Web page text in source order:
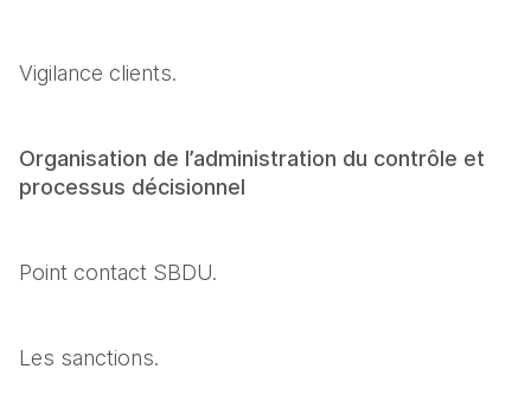
Vigilance clients.
Organisation de l’administration du contrôle et
processus décisionnel
Point contact SBDU.
Les sanctions.